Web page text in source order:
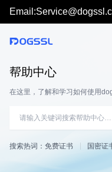
帮助中心
在这里，了解和学习如何使用
搜索热词： 免费证书 国密证